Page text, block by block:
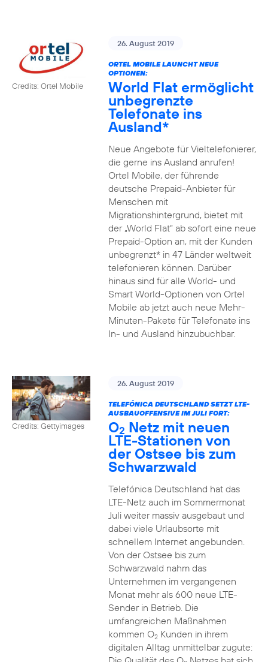
Credits: Ortel Mobile
26. August 2019
ORTEL MOBILE LAUNCHT NEUE
OPTIONEN:
World Flat ermöglicht
unbegrenzte
Telefonate ins
Ausland*
Neue Angebote für Vieltelefonierer,
die gerne ins Ausland anrufen!
Ortel Mobile, der führende
deutsche Prepaid-Anbieter für
Menschen mit
Migrationshintergrund, bietet mit
der „World Flat“ ab sofort eine neue
Prepaid-Option an, mit der Kunden
unbegrenzt* in 47 Länder weltweit
telefonieren können. Darüber
hinaus sind für alle World- und
Smart World-Optionen von Ortel
Mobile ab jetzt auch neue Mehr-
Minuten-Pakete für Telefonate ins
In- und Ausland hinzubuchbar.
Credits: Gettyimages
26. August 2019
TELEFÓNICA DEUTSCHLAND SETZT LTE-
AUSBAUOFFENSIVE IM JULI FORT:
O2 Netz mit neuen
LTE-Stationen von
der Ostsee bis zum
Schwarzwald
Telefónica Deutschland hat das
LTE-Netz auch im Sommermonat
Juli weiter massiv ausgebaut und
dabei viele Urlaubsorte mit
schnellem Internet angebunden.
Von der Ostsee bis zum
Schwarzwald nahm das
Unternehmen im vergangenen
Monat mehr als 600 neue LTE-
Sender in Betrieb. Die
umfangreichen Maßnahmen
kommen O2Kunden in ihrem
digitalen Alltag unmittelbar zugute: